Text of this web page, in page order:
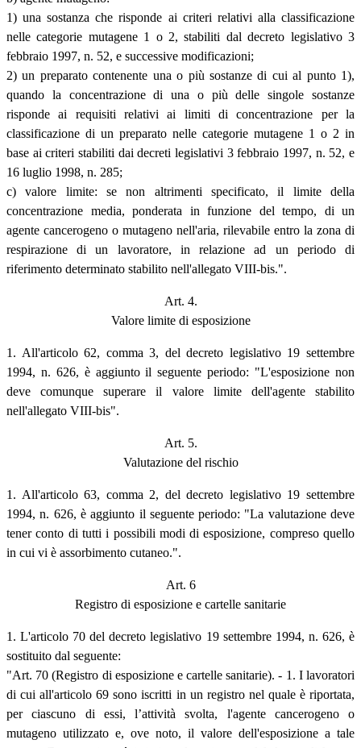
1) una sostanza che risponde ai criteri relativi alla classificazione
nelle categorie mutagene 1 o 2, stabiliti dal decreto legislativo 3
febbraio 1997, n. 52, e successive modificazioni;
2) un preparato contenente una o più sostanze di cui al punto 1),
quando la concentrazione di una o più delle singole sostanze
risponde ai requisiti relativi ai limiti di concentrazione per la
classificazione di un preparato nelle categorie mutagene 1 o 2 in
base ai criteri stabiliti dai decreti legislativi 3 febbraio 1997, n. 52, e
16 luglio 1998, n. 285;
c) valore limite: se non altrimenti specificato, il limite della
concentrazione media, ponderata in funzione del tempo, di un
agente cancerogeno o mutageno nell'aria, rilevabile entro la zona di
respirazione di un lavoratore, in relazione ad un periodo di
riferimento determinato stabilito nell'allegato VIII-bis.".
Art. 4.
Valore limite di esposizione
1. All'articolo 62, comma 3, del decreto legislativo 19 settembre
1994, n. 626, è aggiunto il seguente periodo: "L'esposizione non
deve comunque superare il valore limite dell'agente stabilito
nell'allegato VIII-bis".
Art. 5.
Valutazione del rischio
1. All'articolo 63, comma 2, del decreto legislativo 19 settembre
1994, n. 626, è aggiunto il seguente periodo: "La valutazione deve
tener conto di tutti i possibili modi di esposizione, compreso quello
in cui vi è assorbimento cutaneo.".
Art. 6
Registro di esposizione e cartelle sanitarie
1. L'articolo 70 del decreto legislativo 19 settembre 1994, n. 626, è
sostituito dal seguente:
"Art. 70 (Registro di esposizione e cartelle sanitarie). - 1. I lavoratori
di cui all'articolo 69 sono iscritti in un registro nel quale è riportata,
per ciascuno di essi, l’attività svolta, l'agente cancerogeno o
mutageno utilizzato e, ove noto, il valore dell'esposizione a tale